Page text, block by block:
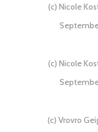
(c) Nicole
(c) Nicole
(c) Vrovro